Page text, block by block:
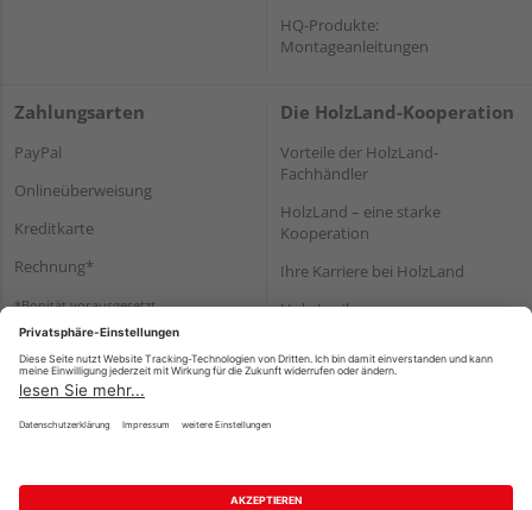
HQ-Produkte:
Montageanleitungen
Zahlungsarten
PayPal
Onlineüberweisung
Kreditkarte
Rechnung*
*Bonität vorausgesetzt
Die HolzLand-Kooperation
Vorteile der HolzLand-
Fachhändler
HolzLand – eine starke
Kooperation
Ihre Karriere bei HolzLand
Holz-Lexikon
Impressum Datenschutz Nutzungsbedingungen